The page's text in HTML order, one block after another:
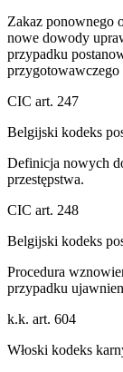
Zakaz ponownego
nowe dowody
przypadku
przygotowawczego
CIC art. 247
Belgijski kodeks
Definicja nowych
przestępstwa.
CIC art. 248
Belgijski kodeks
Procedura
przypadku
k.k. art. 604
Włoski kodeks